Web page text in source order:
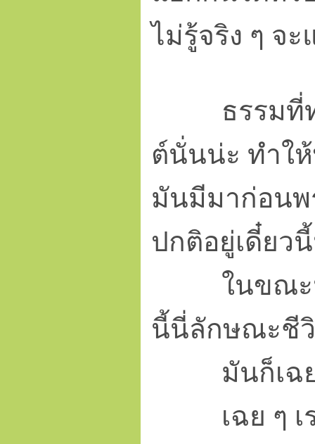
ไม่รู้จริง ๆ จ
ธรรมที่ทำ
ต์นั่นน่ะ ทำให้
มันมีมาก่อนพ
ปกติอยู่เดี๋ยว
ในขณะนี้ที่
นี้นี่ลักษณะชีวิ
มันก็เฉย
เฉย ๆ เรา